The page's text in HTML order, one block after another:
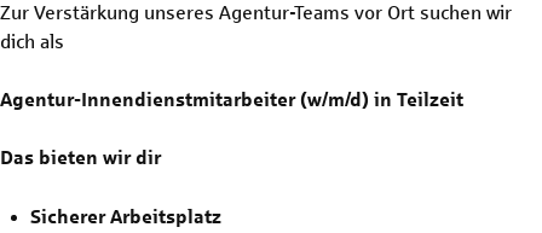
Zur Verstärkung unseres Agentur-Teams vor Ort suchen wir
dich als
Agentur-Innendienstmitarbeiter (w/m/d) in Teilzeit
Das bieten wir dir
Sicherer Arbeitsplatz